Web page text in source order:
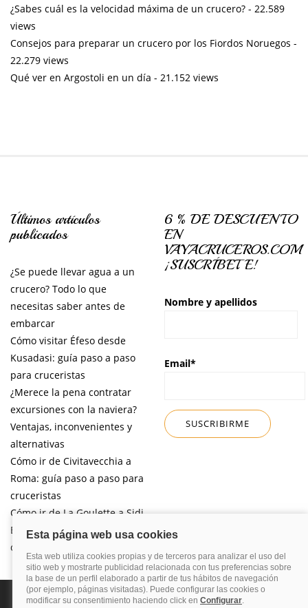
¿Sabes cuál es la velocidad máxima de un crucero? - 22.589
views
Consejos para preparar un crucero por los Fiordos Noruegos -
22.279 views
Qué ver en Argostoli en un día - 21.152 views
Últimos artículos
publicados
¿Se puede llevar agua a un
crucero? Todo lo que
necesitas saber antes de
embarcar
Cómo visitar Éfeso desde
Kusadasi: guía paso a paso
para cruceristas
¿Merece la pena contratar
excursiones con la naviera?
Ventajas, inconvenientes y
alternativas
Cómo ir de Civitavecchia a
Roma: guía paso a paso para
cruceristas
Cómo ir de La Goulette a Sidi
Bou Said por libre desde tu
crucero
6 % DE DESCUENTO
EN
VAYACRUCEROS.COM
¡SUSCRÍBETE!
Nombre y apellidos
Email*